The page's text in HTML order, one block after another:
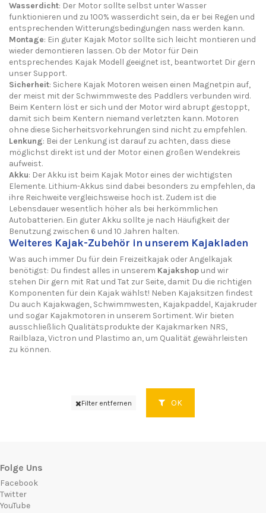
Wasserdicht: Der Motor sollte selbst unter Wasser
funktionieren und zu 100% wasserdicht sein, da er bei Regen und
entsprechenden Witterungsbedingungen nass werden kann.
Montage: Ein guter Kajak Motor sollte sich leicht montieren und
wieder demontieren lassen. Ob der Motor für Dein
entsprechendes Kajak Modell geeignet ist, beantwortet Dir gern
unser Support.
Sicherheit: Sichere Kajak Motoren weisen einen Magnetpin auf,
der meist mit der Schwimmweste des Paddlers verbunden wird.
Beim Kentern löst er sich und der Motor wird abrupt gestoppt,
damit sich beim Kentern niemand verletzten kann. Motoren
ohne diese Sicherheitsvorkehrungen sind nicht zu empfehlen.
Lenkung: Bei der Lenkung ist darauf zu achten, dass diese
möglichst direkt ist und der Motor einen großen Wendekreis
aufweist.
Akku: Der Akku ist beim Kajak Motor eines der wichtigsten
Elemente. Lithium-Akkus sind dabei besonders zu empfehlen, da
ihre Reichweite vergleichsweise hoch ist. Zudem ist die
Lebensdauer wesentlich höher als bei herkömmlichen
Autobatterien. Ein guter Akku sollte je nach Häufigkeit der
Benutzung zwischen 6 und 10 Jahren halten.
Weiteres Kajak-Zubehör in unserem Kajakladen
Was auch immer Du für dein Freizeitkajak oderAngelkajak
benötigst: Du findest alles in unserem Kajakshop und wir
stehen Dir gern mit Rat und Tat zur Seite, damit Du die richtigen
Komponenten für dein Kajak wählst! Neben Kajaksitzen findest
Du auch Kajakwagen, Schwimmwesten, Kajakpaddel, Kajakruder
und sogar Kajakmotoren in unserem Sortiment. Wir bieten
ausschließlich Qualitätsprodukte der Kajakmarken NRS,
Railblaza,Victron und Plastimo an, um Qualität gewährleisten
zu können.
Filter entfernen OK
Folge Uns
Facebook
Twitter
YouTube